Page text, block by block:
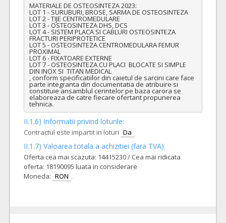
MATERIALE DE OSTEOSINTEZA 2023:
LOT 1 - SURUBURI, BROSE, SARMA DE OSTEOSINTEZA
LOT 2 - TIJE CENTROMEDULARE
LOT 3 - OSTEOSINTEZA DHS, DCS
LOT 4 - SISTEM PLACA SI CABLURI OSTEOSINTEZA
FRACTURI PERIPROTETICE
LOT 5 - OSTEOSINTEZA CENTROMEDULARA FEMUR
PROXIMAL
LOT 6 - FIXATOARE EXTERNE
LOT 7 - OSTEOSINTEZA CU PLACI  BLOCATE SI SIMPLE
DIN INOX SI  TITAN MEDICAL
, conform specificatiilor din caietul de sarcini care face
parte integranta din documentatia de atribuire si
constituie ansamblul cerintelor pe baza carora se
elaboreaza de catre fiecare ofertant propunerea
tehnica.
II.1.6) Informatii privind loturile:
Contractul este impartit in loturi Da
II.1.7) Valoarea totala a achizitiei (fara TVA)
Oferta cea mai scazuta: 14415230 / Cea mai ridicata
oferta: 18190095 luata in considerare
Moneda: RON .